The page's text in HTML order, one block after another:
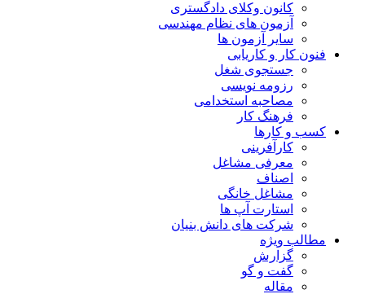
کانون وکلای دادگستری
آزمون های نظام مهندسی
سایر آزمون ها
فنون کار و کاریابی
جستجوی شغل
رزومه نویسی
مصاحبه استخدامی
فرهنگ کار
کسب و کارها
کارآفرینی
معرفی مشاغل
اصناف
مشاغل خانگی
استارت آپ ها
شرکت های دانش بنیان
مطالب ویژه
گزارش
گفت و گو
مقاله